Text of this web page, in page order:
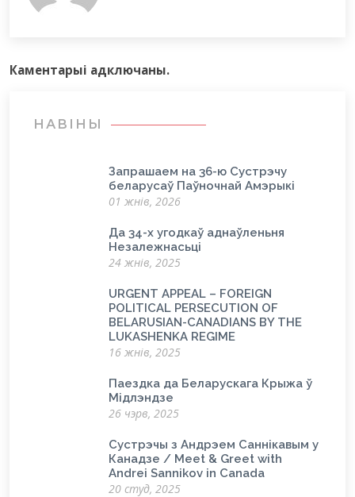
Каментарыi адключаны.
НАВІНЫ
Запрашаем на 36-ю Сустрэчу
беларусаў Паўночнай Амэрыкі
01 жнів, 2026
Да 34-х угодкаў аднаўленьня
Незалежнасьці
24 жнів, 2025
URGENT APPEAL – FOREIGN
POLITICAL PERSECUTION OF
BELARUSIAN-CANADIANS BY THE
LUKASHENKA REGIME
16 жнів, 2025
Паездка да Беларускага Крыжа ў
Мідлэндзе
26 чэрв, 2025
Сустрэчы з Андрэем Саннікавым у
Канадзе / Meet & Greet with
Andrei Sannikov in Canada
20 студ, 2025